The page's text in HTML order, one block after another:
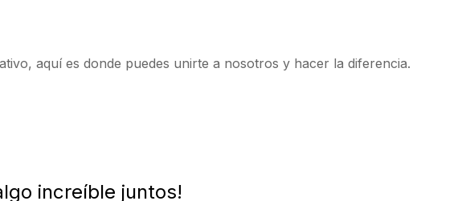
aquí es donde puedes unirte a nosotros y hacer la diferencia.
increíble juntos!